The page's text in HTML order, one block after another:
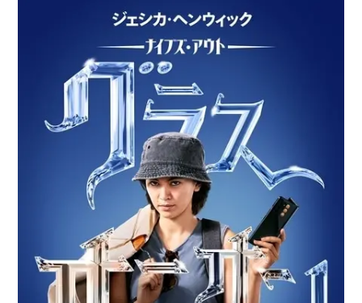
アニメ映画一覧
今期アニメ曜日別一覧
春アニメ 夏アニメ
冬アニメ
男性声優/女性声優一覧
FOLLOW US